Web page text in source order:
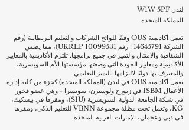
لندن W1W 5PF
المملكة المتحدة
تعمل أكاديمية OUS وفقًا للوائح الشركات والتعليم البريطانية (رقم
الشركة 14645791 | رقم UKRLP 10099531)
، مما يضمن
الشفافية والامتثال والتميز في جميع برامجها. تلتزم الأكاديمية بالمعايير
الأكاديمية ومعايير الجودة التي وضعتها مؤسستها الأم السويسرية،
والمعترف بها دوليًا لالتزامها بالتميز التعليمي.
تعمل أكاديمية OUS في لندن (المملكة المتحدة) كجزء من كلية إدارة
الأعمال ISBM في زيورخ ولوسيرن، سويسرا - وهي عضو فخور
في شبكة الجامعة الدولية السويسرية (SIU)، ومقرها في بيشكيك،
KG، وتعمل تحت مظلة مجموعة VBNN للتعليم الذكي، ومقرها
في دبي وعجمان، الإمارات العربية المتحدة.